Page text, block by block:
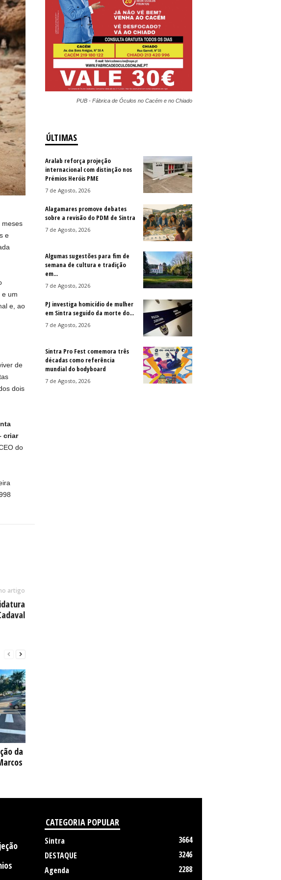
meses
e
e um
e, ao
de
dois
criar
do
artigo
da
PUB - Fábrica de Óculos no Cacém e no Chiado
ÚLTIMAS
Aralab reforça projeção
internacional com distinção nos
Prémios Heróis PME
7 de Agosto, 2026
Alagamares promove debates
sobre a revisão do PDM de Sintra
7 de Agosto, 2026
Algumas sugestões para fim de
semana de cultura e tradição
em...
7 de Agosto, 2026
PJ investiga homicídio de mulher
em Sintra seguido da morte do...
7 de Agosto, 2026
Sintra Pro Fest comemora três
décadas como referência
mundial do bodyboard
7 de Agosto, 2026
CATEGORIA POPULAR
Sintra
3664
DESTAQUE
3246
Agenda
2288